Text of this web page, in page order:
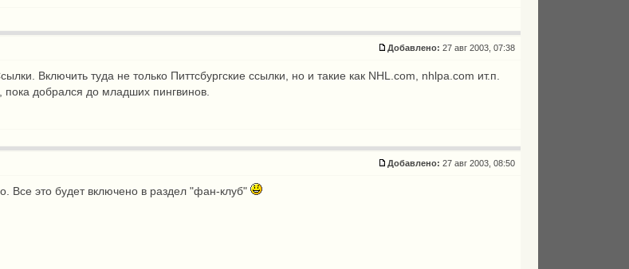
Добавлено: 27 авг 2003, 07:38
Включить туда не только Питтсбургские ссылки, но и такие как NHL.com, nhlpa.com ит.п.
добрался до младших пингвинов.
Добавлено: 27 авг 2003, 08:50
Все это будет включено в раздел "фан-клуб"